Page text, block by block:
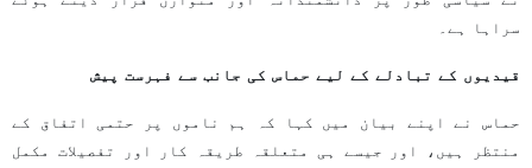
سراہا ہے۔
قیدیوں کے تبادلے کے لیے حماس کی جانب سے فہرست پیش
حماس نے اپنے بیان میں کہا کہ ہم ناموں پر حتمی اتفاق کے
منتظر ہیں، اور جیسے ہی متعلقہ طریقہ کار اور تفصیلات مکمل